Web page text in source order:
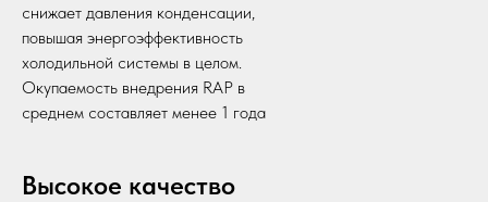
снижает давления конденсации,
повышая энергоэффективность
холодильной системы в целом.
Окупаемость внедрения RAP в
среднем составляет менее 1 года
Высокое качество